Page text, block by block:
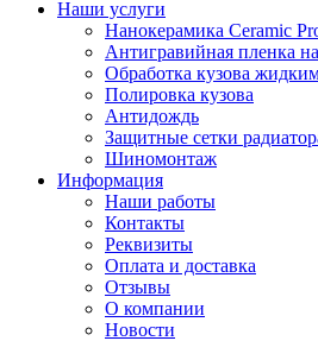
Наши услуги
Нанокерамика Ceramic
Антигравийная пленка
Обработка кузова
Полировка кузова
Антидождь
Защитные сетки
Шиномонтаж
Информация
Наши работы
Контакты
Реквизиты
Оплата и доставка
Отзывы
О компании
Новости